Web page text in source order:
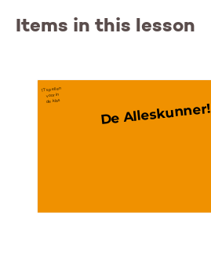
Items in this lesson
De Alleskunner!
17 spellen
voor in
de klas